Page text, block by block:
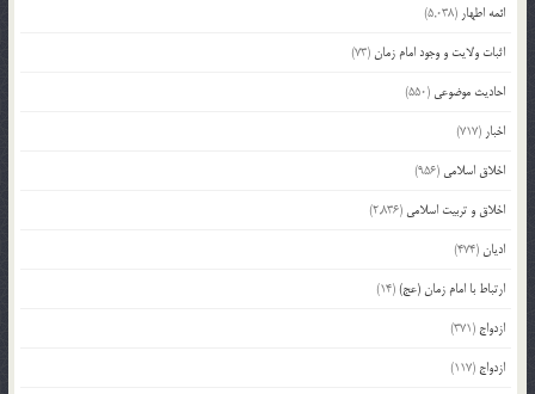
ائمه اطهار (5,038)
اثبات ولایت و وجود امام زمان (73)
احادیث موضوعی (550)
اخبار (717)
اخلاق اسلامی (956)
اخلاق و تربیت اسلامی (2,836)
ادیان (474)
ارتباط با امام زمان (عج)(14)
ازدواج (371)
ازدواج (117)